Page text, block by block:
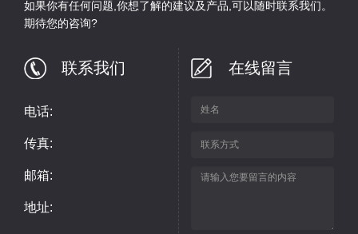
如果你有任何问题,你想了解的建议及产品,可以随时联系我们。
期待您的咨询?
联系我们
电话:
传真:
邮箱:
地址:
在线留言